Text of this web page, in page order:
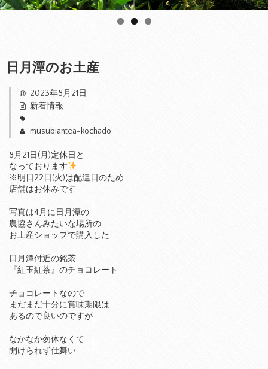
日月潭のお土産
2023年8月21日
新着情報
musubiantea-kochado
8月21日(月)定休日と
なっております
※明日22日(火)は配達日のため
店舗はお休みです
写真は4月に日月潭の
農協さんみたいな場所の
お土産ショップで購入した
日月潭付近の銘茶
『紅玉紅茶』のチョコレート
チョコレートなので
まだまだ十分に賞味期限は
あるので良いのですが
なかなか勿体なくて
開けられず仕舞い…